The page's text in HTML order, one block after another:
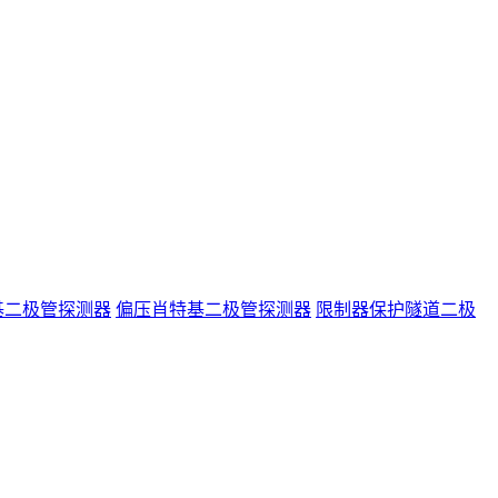
极管探测器 偏压肖特基二极管探测器 限制器保护隧道二极